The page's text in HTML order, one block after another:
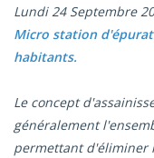
Lundi 24 Septembre
Micro station
habitants.
Le concept
généralement
permettant d'éliminer